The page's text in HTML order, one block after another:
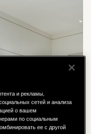
и рекламы,
сетей и анализа
о вашем
по социальным
ее с другой